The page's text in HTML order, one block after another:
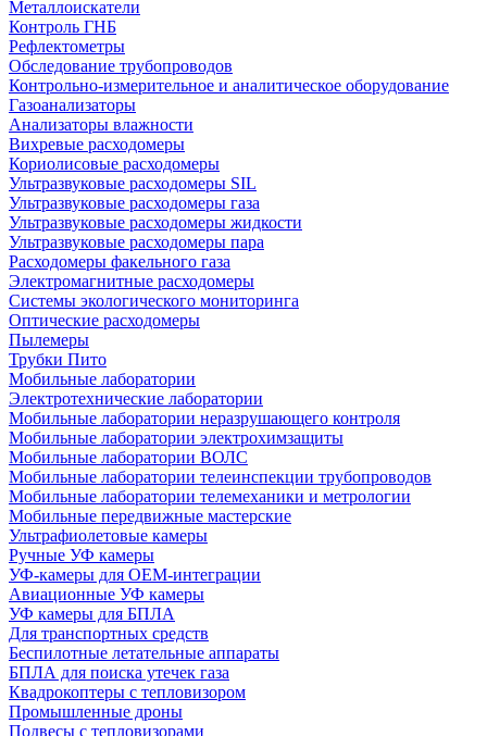
Металлоискатели
Контроль ГНБ
Рефлектометры
Обследование трубопроводов
Контрольно-измерительное и аналитическое оборудование
Газоанализаторы
Анализаторы влажности
Вихревые расходомеры
Кориолисовые расходомеры
Ультразвуковые расходомеры SIL
Ультразвуковые расходомеры газа
Ультразвуковые расходомеры жидкости
Ультразвуковые расходомеры пара
Расходомеры факельного газа
Электромагнитные расходомеры
Системы экологического мониторинга
Оптические расходомеры
Пылемеры
Трубки Пито
Мобильные лаборатории
Электротехнические лаборатории
Мобильные лаборатории неразрушающего контроля
Мобильные лаборатории электрохимзащиты
Мобильные лаборатории ВОЛС
Мобильные лаборатории телеинспекции трубопроводов
Мобильные лаборатории телемеханики и метрологии
Мобильные передвижные мастерские
Ультрафиолетовые камеры
Ручные УФ камеры
УФ-камеры для OEM-интеграции
Авиационные УФ камеры
УФ камеры для БПЛА
Для транспортных средств
Беспилотные летательные аппараты
БПЛА для поиска утечек газа
Квадрокоптеры с тепловизором
Промышленные дроны
Подвесы с тепловизорами